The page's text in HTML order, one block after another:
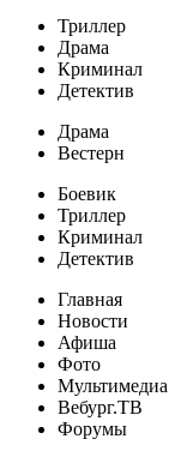
Триллер
Драма
Криминал
Детектив
Драма
Вестерн
Боевик
Триллер
Криминал
Детектив
Главная
Новости
Афиша
Фото
Мультимедиа
Вебург.ТВ
Форумы